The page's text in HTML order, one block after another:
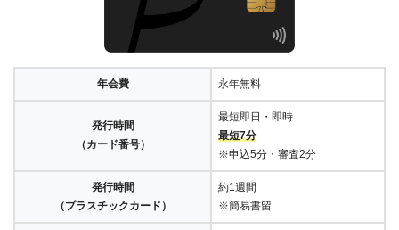
年会費 永年無料
発行時間
（カード番号）
最短即日・即時
最短7分
※申込5分・審査2分
発行時間
（プラスチックカード）
約1週間
※簡易書留